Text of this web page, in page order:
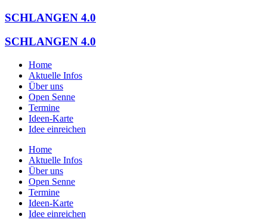
Zum
springen
SCHLANGEN 4.0
SCHLANGEN 4.0
Home
Aktuelle Infos
Über uns
Open Senne
Termine
Ideen-Karte
Idee einreichen
Home
Aktuelle Infos
Über uns
Open Senne
Termine
Ideen-Karte
Idee einreichen